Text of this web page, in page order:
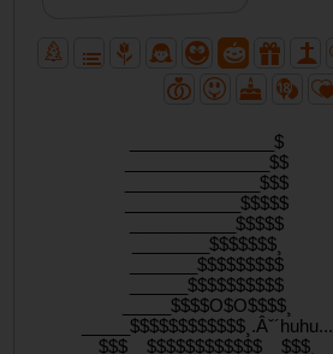
_______________$
_______________$$
______________$$$
____________$$$$$
___________$$$$$
________$$$$$$$¸
_______$$$$$$$$$
______$$$$$$$$$$
_____$$$$O$O$$$$¸
_____$$$$$$$$$$$$¸.Âˇ´huhu...
$$$__$$$$$$$$$$$$__$$$¸